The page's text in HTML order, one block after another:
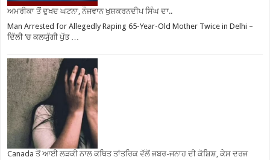
ਅਮਰੀਕਾ ਤੋਂ ਦੁਖਦ ਘਟਨਾ, ਨੌਜਵਾਨ ਖੁਸ਼ਕਰਨਦੀਪ ਸਿੰਘ ਦਾ..
Man Arrested for Allegedly Raping 65-Year-Old Mother Twice in Delhi –
ਦਿੱਲੀ ‘ਚ ਕਲਯੁੱਗੀ ਪੁੱਤ …
Canada ਤੋਂ ਆਈ ਲੜਕੀ ਨਾਲ ਕਥਿਤ ਤਾਂਤਰਿਕ ਵੱਲੋਂ ਜਬਰ-ਜਨਾਹ ਦੀ ਕੋਸ਼ਿਸ਼, ਕੇਸ ਦਰਜ